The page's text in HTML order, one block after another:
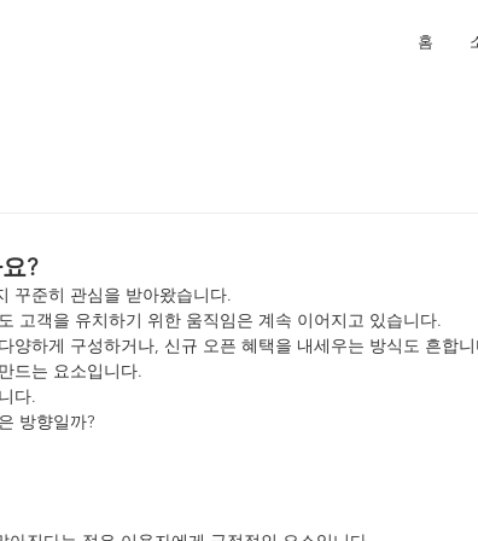
홈
?
꾸준히 관심을 받아왔습니다.
고객을 유치하기 위한 움직임은 계속 이어지고 있습니다.
양하게 구성하거나, 신규 오픈 혜택을 내세우는 방식도 흔합
드는 요소입니다.
다.
방향일까?